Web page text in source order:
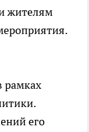
жителям
рамках
его